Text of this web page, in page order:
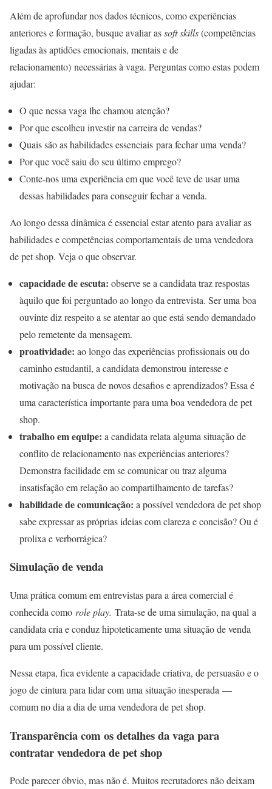
Além de aprofundar nos dados técnicos, como experiências
anteriores e formação, busque avaliar assoft skills(competências
ligadas às aptidões emocionais, mentais e de
relacionamento) necessárias à vaga. Perguntas como estas podem
ajudar:
O que nessa vaga lhe chamou atenção?
Por que escolheu investir na carreira de vendas?
Quais são as habilidades essenciais para fechar uma venda?
Por que você saiu do seu último emprego?
Conte-nos uma experiência em que você teve de usar uma
dessas habilidades para conseguir fechar a venda.
Ao longo dessa dinâmica é essencial estar atento para avaliar as
habilidades e competências comportamentais de uma vendedora
de pet shop. Veja o que observar.
capacidade de escuta: observe se a candidata traz respostas
àquilo que foi perguntado ao longo da entrevista. Ser uma boa
ouvinte diz respeito a se atentar ao que está sendo demandado
pelo remetente da mensagem.
proatividade: ao longo das experiências profissionais ou do
caminho estudantil, a candidata demonstrou interesse e
motivação na busca de novos desafios e aprendizados? Essa é
uma característica importante para uma boa vendedora de pet
shop.
trabalho em equipe: a candidata relata alguma situação de
conflito de relacionamento nas experiências anteriores?
Demonstra facilidade em se comunicar ou traz alguma
insatisfação em relação ao compartilhamento de tarefas?
habilidade de comunicação: a possível vendedora de pet shop
sabe expressar as próprias ideias com clareza e concisão? Ou é
prolixa e verborrágica?
Simulação de venda
Uma prática comum em entrevistas para a área comercial é
conhecida como role play. Trata-se de uma simulação, na qual a
candidata cria e conduz hipoteticamente uma situação de venda
para um possível cliente.
Nessa etapa, fica evidente a capacidade criativa, de persuasão e o
jogo de cintura para lidar com uma situação inesperada —
comum no dia a dia de uma vendedora de pet shop.
Transparência com os detalhes da vaga para
contratar vendedora de pet shop
Pode parecer óbvio, mas não é. Muitos recrutadores não deixam